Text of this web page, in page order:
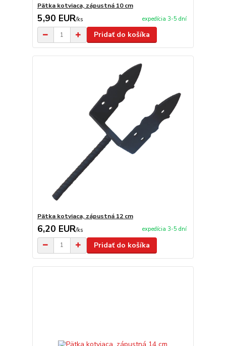
Pätka kotviaca, zápustná 10 cm
5,90 EUR/ks expedícia 3-5 dní
Pridať do košíka
Pätka kotviaca, zápustná 12 cm
6,20 EUR/ks expedícia 3-5 dní
Pridať do košíka